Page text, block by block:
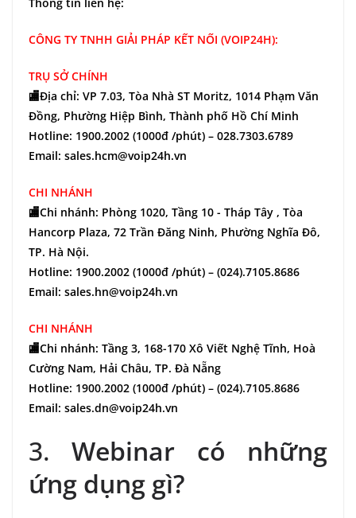
Thông tin liên hệ:
CÔNG TY TNHH GIẢI PHÁP KẾT NỐI (VOIP24H):
TRỤ SỞ CHÍNH
🏬Địa chỉ: VP 7.03, Tòa Nhà ST Moritz, 1014 Phạm Văn
Đồng, Phường Hiệp Bình, Thành phố Hồ Chí Minh
Hotline: 1900.2002 (1000đ /phút) – 028.7303.6789
Email: sales.hcm@voip24h.vn
CHI NHÁNH
🏬Chi nhánh: Phòng 1020, Tầng 10 - Tháp Tây , Tòa
Hancorp Plaza, 72 Trần Đăng Ninh, Phường Nghĩa Đô,
TP. Hà Nội.
Hotline: 1900.2002 (1000đ /phút) – (024).7105.8686
Email: sales.hn@voip24h.vn
CHI NHÁNH
🏬Chi nhánh: Tầng 3, 168-170 Xô Viết Nghệ Tĩnh, Hoà
Cường Nam, Hải Châu, TP. Đà Nẵng
Hotline: 1900.2002 (1000đ /phút) – (024).7105.8686
Email: sales.dn@voip24h.vn
3.Webinar có những
ứng dụng gì?